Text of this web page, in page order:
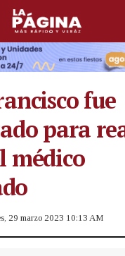
fue
para
médico
29 marzo 2023 10:13 AM